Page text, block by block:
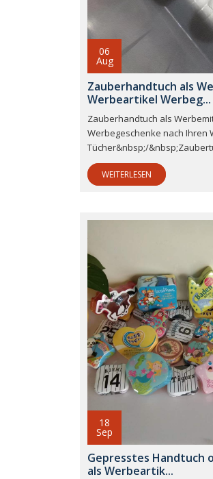
06
Aug
Zauberhandtuch als
Werbeartikel Werbeg...
Zauberhandtuch als
Werbegeschenke nach Ihren
Tücher&nbsp;/
WEITERLESEN
18
Sep
Gepresstes Handtuch
als Werbeartik...